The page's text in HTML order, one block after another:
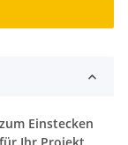
Einstecken